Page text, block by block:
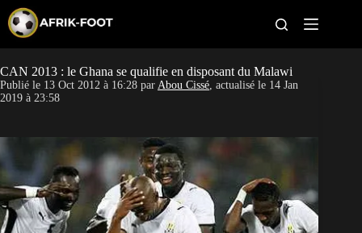
p
o
c
t
CAN féminine
Pays
Clubs
Classement
CAN 2013 : le Ghana se qualifie en disposant du Malawi
Publié le 13 Oct 2012 à 16:28 par Abou Cissé, actualisé le 14 Jan
2019 à 23:58